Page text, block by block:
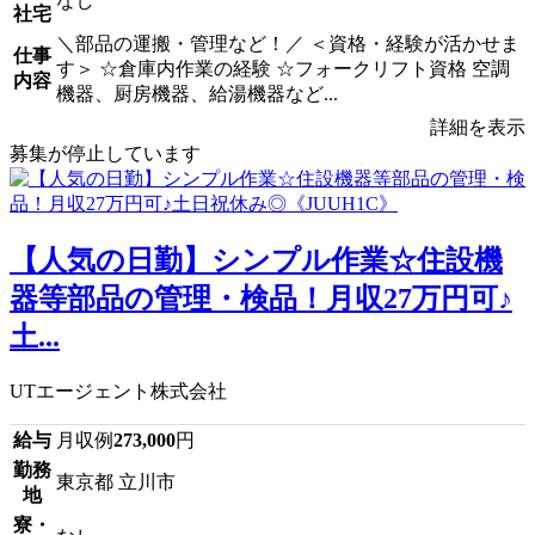
社宅
仕事
内容
＼部品の運搬・管理など！／ ＜資格・経験が活かせま
す＞ ☆倉庫内作業の経験 ☆フォークリフト資格 空調
機器、厨房機器、給湯機器など...
詳細を表示
募集が停止しています
【人気の日勤】シンプル作業☆住設機
器等部品の管理・検品！月収27万円可♪
土...
UTエージェント株式会社
給与 月収例273,000円
勤務
地
東京都 立川市
寮・